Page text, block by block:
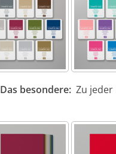
Das besondere:Zu jeder